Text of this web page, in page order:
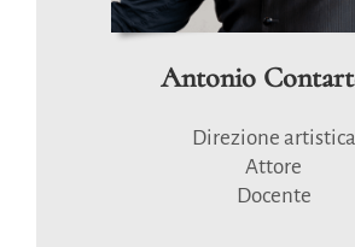
Antonio
Direzione artistica
Attore
Docente